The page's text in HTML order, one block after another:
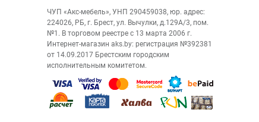
ЧУП «Акс-мебель», УНП 290459038, юр. адрес:
224026, РБ, г. Брест, ул. Вычулки, д.129А/3, пом.
№1. В торговом реестре с 13 марта 2006 г.
Интернет-магазин aks.by: регистрация №392381
от 14.09.2017 Брестским городским
исполнительным комитетом.